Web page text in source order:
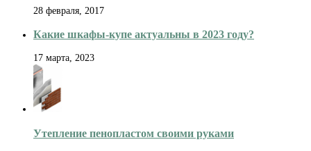
28 февраля, 2017
Какие шкафы-купе актуальны в 2023 году?
17 марта, 2023
Утепление пенопластом своими руками